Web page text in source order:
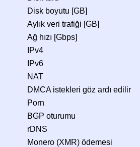
Disk boyutu [GB]
Aylık veri trafiği [GB]
Ağ hızı [Gbps]
IPv4
IPv6
NAT
DMCA istekleri göz ardı edilir
Porn
BGP oturumu
rDNS
Monero (XMR) ödemesi